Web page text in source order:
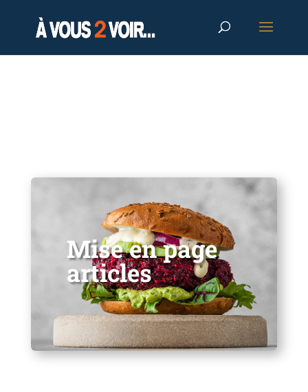
Mise en page
articles